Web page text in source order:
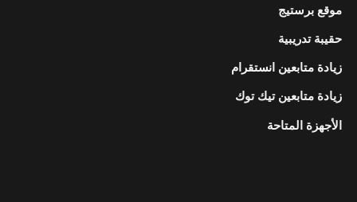
موقع برستيج
حقيبة تدريبية
زيادة متابعين انستقرام
زيادة متابعين تيك توك
الأجهزة المتاحة